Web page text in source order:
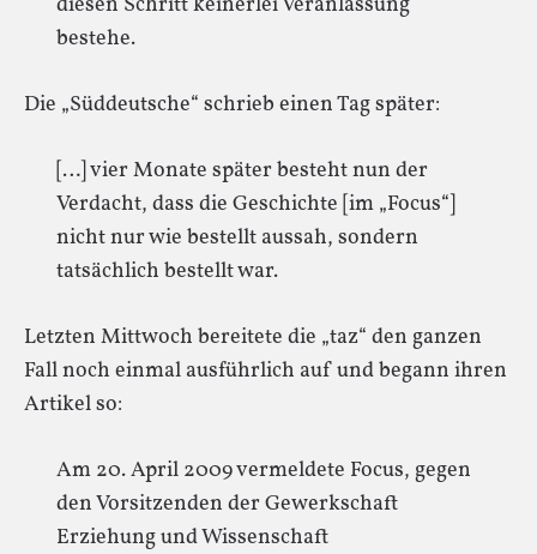
bestehe.
Die „Süddeutsche“ schrieb einen Tag später:
[…] vier Monate später besteht nun der
Verdacht, dass die Geschichte [im „Focus“]
nicht nur wie bestellt aussah, sondern
tatsächlich bestellt war.
Letzten Mittwoch bereitete die „taz“ den ganzen
Fall noch einmal ausführlich auf und begann ihren
Artikel so:
Am 20. April 2009 vermeldete Focus, gegen
den Vorsitzenden der Gewerkschaft
Erziehung und Wissenschaft